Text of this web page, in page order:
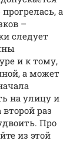
а
–
следует
и к тому,
а может
на улицу и
раз
Про
из этой